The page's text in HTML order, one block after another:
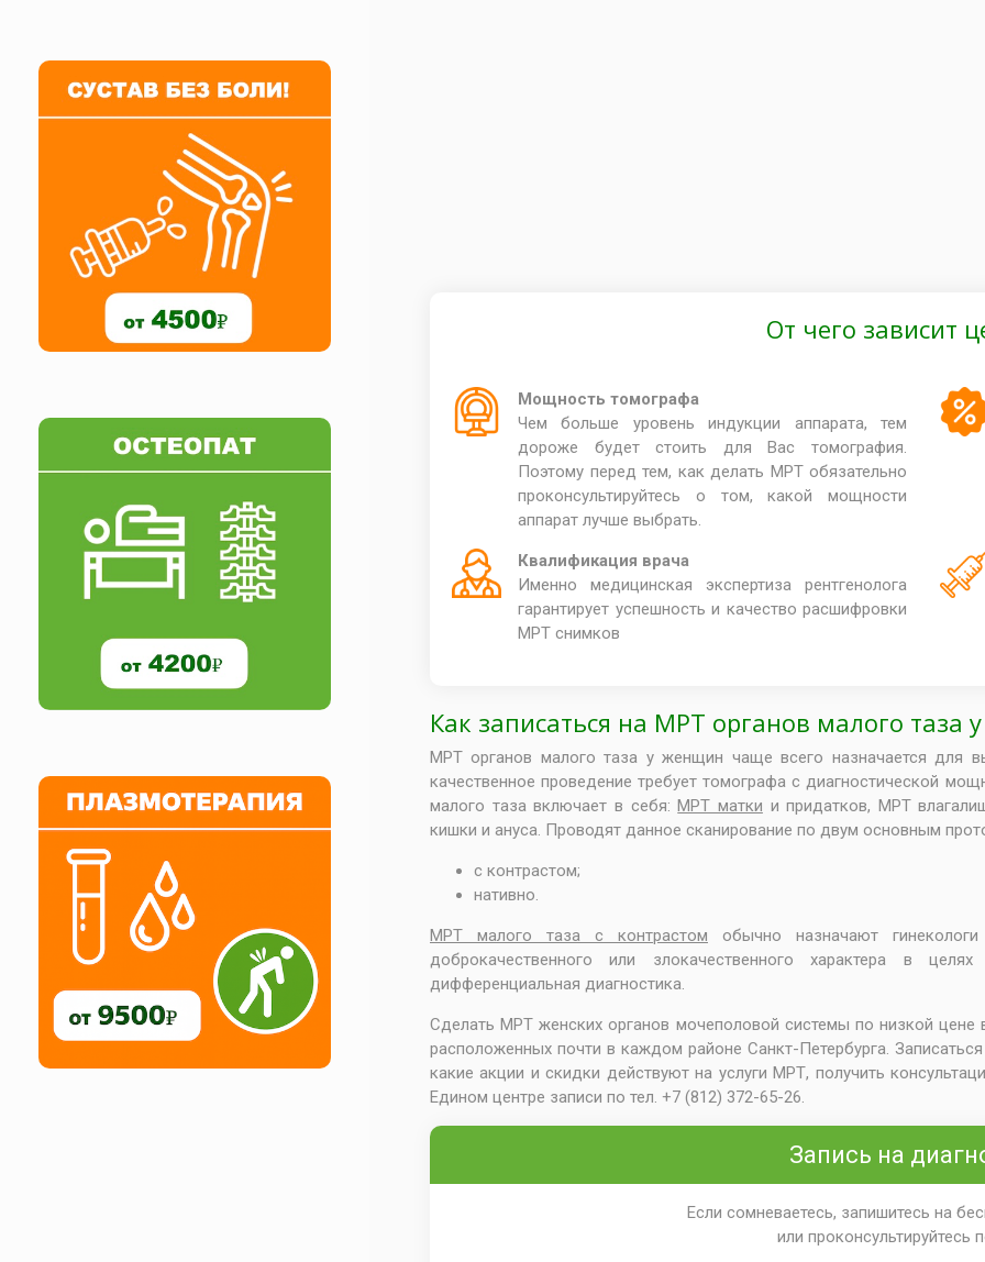
От чего зависит
Мощность томографа
Чем больше уровень индукции аппарата, тем
дороже будет стоить для Вас томография.
Поэтому перед тем, как делать МРТ обязательно
проконсультируйтесь о том, какой мощности
аппарат лучше выбрать.
Квалификация врача
Именно медицинская экспертиза рентгенолога
гарантирует успешность и качество расшифровки
МРТ снимков
Как записаться на МРТ органов малого таза
МРТ органов малого таза у женщин чаще всего назначается для
качественное проведение требует томографа с диагностической
малого таза включает в себя:МРТ матки и придатков, МРТ
кишки и ануса. Проводят данное сканирование по двум основным
с контрастом;
нативно.
МРТ малого таза с контрастом обычно назначают
доброкачественного или злокачественного характера в
дифференциальная диагностика.
Сделать МРТ женских органов мочеполовой системы по низкой
расположенных почти в каждом районе Санкт-Петербурга.
какие акции и скидки действуют на услуги МРТ, получить
Едином центре записи по тел. +7 (812) 372-65-26.
Запись на
Если сомневаетесь, запишитесь на
или проконсультируйтесь